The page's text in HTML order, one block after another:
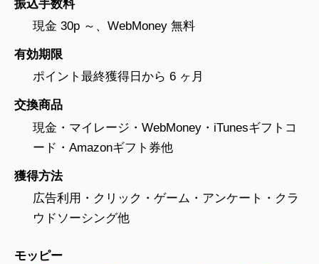
振込手数料
現金 30p ～、WebMoney 無料
有効期限
ポイント最終獲得日から 6 ヶ月
交換商品
現金・マイレージ・WebMoney・iTunesギフトコ
ード・Amazonギフト券他
獲得方法
広告利用・クリック・ゲーム・アンケート・クラ
ウドソーシング他
モッピー